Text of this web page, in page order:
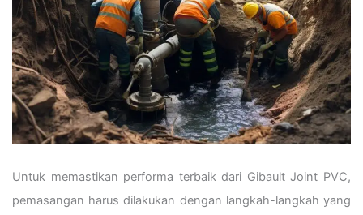
Untuk memastikan performa terbaik dari Gibault Joint PVC,
pemasangan harus dilakukan dengan langkah-langkah yang